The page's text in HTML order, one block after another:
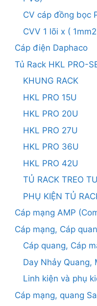
CV cáp đồng bọc
CVV 1 lõi x (
Cáp điện Daphaco
Tủ Rack HKL PRO-
KHUNG RACK
HKL PRO 15U
HKL PRO 20U
HKL PRO 27U
HKL PRO 36U
HKL PRO 42U
TỦ RACK TREO
PHỤ KIỆN TỦ
Cáp mạng AMP
Cáp mạng, Cáp
Cáp quang, Cáp
Day Nhảy Quang,
Linh kiện và phụ
Cáp mạng, quang